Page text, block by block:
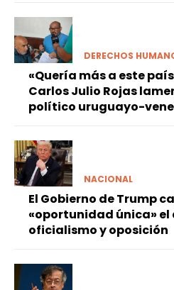
DERECHOS
«Quería más a este
Carlos Julio Rojas
político uruguayo-
NACIONAL
El Gobierno de Trump
«oportunidad única»
oficialismo y oposición